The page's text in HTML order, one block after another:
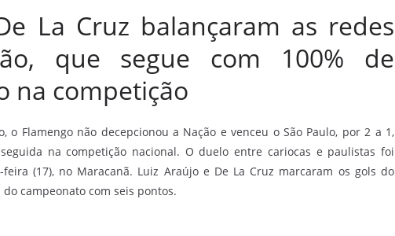
La Cruz balançaram as redes
que segue com 100% de
na competição
o Flamengo não decepcionou a Nação e venceu o São Paulo, por 2 a 1,
na competição nacional. O duelo entre cariocas e paulistas foi
(17), no Maracanã. Luiz Araújo e De La Cruz marcaram os gols do
campeonato com seis pontos.